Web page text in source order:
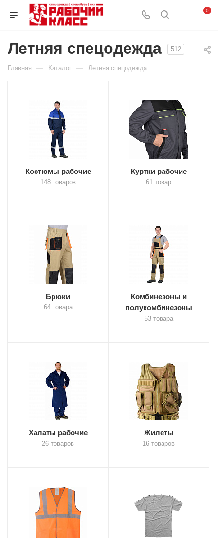
0
Летняя спецодежда 512
Главная — Каталог — Летняя спецодежда
Костюмы рабочие
148 товаров
Куртки рабочие
61 товар
Брюки
64 товара
Комбинезоны и
полукомбинезоны
53 товара
Халаты рабочие
26 товаров
Жилеты
16 товаров